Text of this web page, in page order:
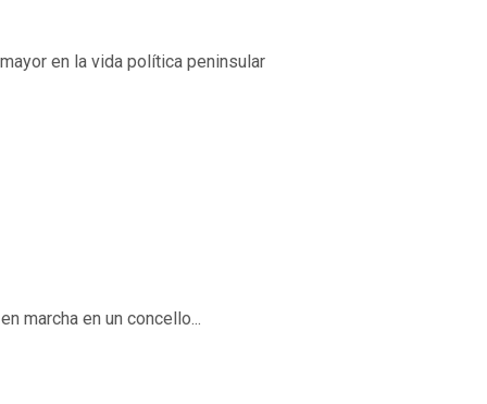
en la vida política peninsular
marcha en un concello...